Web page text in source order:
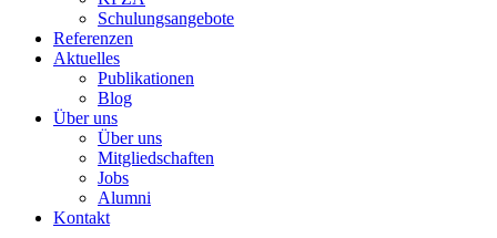
Schulungsangebote
Referenzen
Aktuelles
Publikationen
Blog
Über uns
Über uns
Mitgliedschaften
Jobs
Alumni
Kontakt